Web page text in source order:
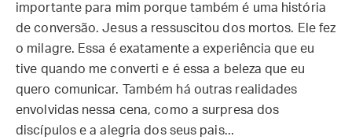
importante para mim porque também é uma história
de conversão. Jesus a ressuscitou dos mortos. Ele fez
o milagre. Essa é exatamente a experiência que eu
tive quando me converti e é essa a beleza que eu
quero comunicar. Também há outras realidades
envolvidas nessa cena, como a surpresa dos
discípulos e a alegria dos seus pais...